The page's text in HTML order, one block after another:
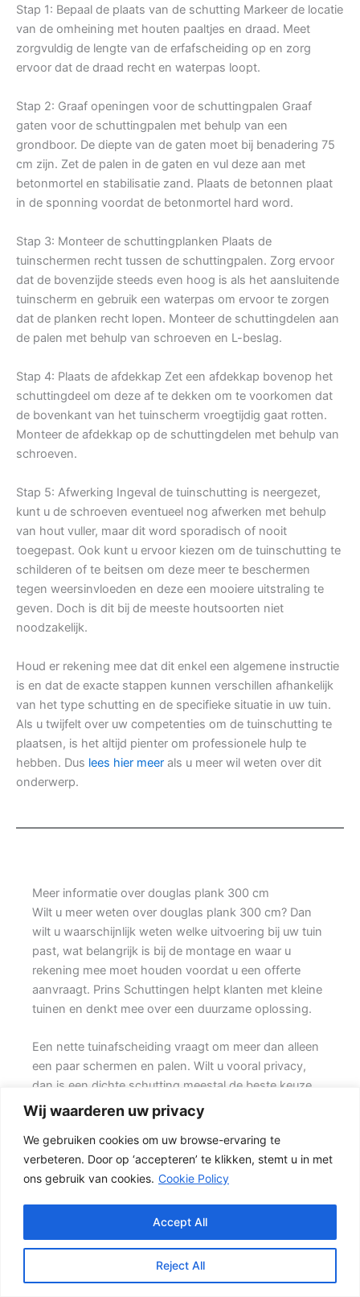
Wij waarderen uw privacy
We gebruiken cookies om uw browse-ervaring te
verbeteren. Door op ‘accepteren’ te klikken, stemt u in met
ons gebruik van cookies. Cookie Policy
Reject All
Accept All
Stap 1: Bepaal de plaats van de schutting Markeer de locatie
van de omheining met houten paaltjes en draad. Meet
zorgvuldig de lengte van de erfafscheiding op en zorg
ervoor dat de draad recht en waterpas loopt.
Stap 2: Graaf openingen voor de schuttingpalen Graaf
gaten voor de schuttingpalen met behulp van een
grondboor. De diepte van de gaten moet bij benadering 75
cm zijn. Zet de palen in de gaten en vul deze aan met
betonmortel en stabilisatie zand. Plaats de betonnen plaat
in de sponning voordat de betonmortel hard word.
Stap 3: Monteer de schuttingplanken Plaats de
tuinschermen recht tussen de schuttingpalen. Zorg ervoor
dat de bovenzijde steeds even hoog is als het aansluitende
tuinscherm en gebruik een waterpas om ervoor te zorgen
dat de planken recht lopen. Monteer de schuttingdelen aan
de palen met behulp van schroeven en L-beslag.
Stap 4: Plaats de afdekkap Zet een afdekkap bovenop het
schuttingdeel om deze af te dekken om te voorkomen dat
de bovenkant van het tuinscherm vroegtijdig gaat rotten.
Monteer de afdekkap op de schuttingdelen met behulp van
schroeven.
Stap 5: Afwerking Ingeval de tuinschutting is neergezet,
kunt u de schroeven eventueel nog afwerken met behulp
van hout vuller, maar dit word sporadisch of nooit
toegepast. Ook kunt u ervoor kiezen om de tuinschutting te
schilderen of te beitsen om deze meer te beschermen
tegen weersinvloeden en deze een mooiere uitstraling te
geven. Doch is dit bij de meeste houtsoorten niet
noodzakelijk.
Houd er rekening mee dat dit enkel een algemene instructie
is en dat de exacte stappen kunnen verschillen afhankelijk
van het type schutting en de specifieke situatie in uw tuin.
Als u twijfelt over uw competenties om de tuinschutting te
plaatsen, is het altijd pienter om professionele hulp te
hebben. Dus lees hier meer als u meer wil weten over dit
onderwerp.
Meer informatie over douglas plank 300 cm
Wilt u meer weten over douglas plank 300 cm? Dan
wilt u waarschijnlijk weten welke uitvoering bij uw tuin
past, wat belangrijk is bij de montage en waar u
rekening mee moet houden voordat u een offerte
aanvraagt. Prins Schuttingen helpt klanten met kleine
tuinen en denkt mee over een duurzame oplossing.
Een nette tuinafscheiding vraagt om meer dan alleen
een paar schermen en palen. Wilt u vooral privacy,
dan is een dichte schutting meestal de beste keuze.
Daarom is persoonlijk advies vaak beter dan alleen
online een standaardprijs bekijken.
De juiste keuze voor uw tuin
Voor veel klanten is een hout-beton schutting de
betonplaten zorgen voor stabiliteit, terwijl de houten
delen zorgen voor een natuurlijke uitstraling.} Het
resultaat is een stevige tuinafscheiding die netjes oogt